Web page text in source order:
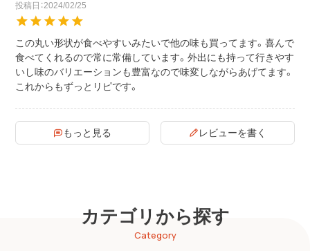
投稿日 2024/02/25
この丸い形状が食べやすいみたいで他の味も買ってます。喜んで
食べてくれるので常に常備しています。外出にも持って行きやす
いし味のバリエーションも豊富なので味変しながらあげてます。
これからもずっとリピです。
もっと見る レビューを書く
カテゴリから探す
Category